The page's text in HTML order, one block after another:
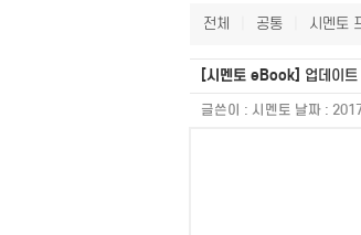
전체 공통 시멘토
[시멘토 eBook] 업데이
글쓴이 : 시멘토 날짜 :